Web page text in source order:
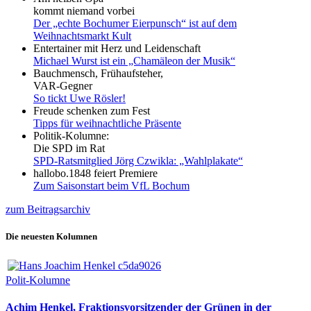
kommt niemand vorbei
Der „echte Bochumer Eierpunsch“ ist auf dem
Weihnachtsmarkt Kult
Entertainer mit Herz und Leidenschaft
Michael Wurst ist ein „Chamäleon der Musik“
Bauchmensch, Frühaufsteher,
VAR-Gegner
So tickt Uwe Rösler!
Freude schenken zum Fest
Tipps für weihnachtliche Präsente
Politik-Kolumne:
Die SPD im Rat
SPD-Ratsmitglied Jörg Czwikla: „Wahlplakate“
hallobo.1848 feiert Premiere
Zum Saisonstart beim VfL Bochum
zum Beitragsarchiv
Die neuesten Kolumnen
Polit-Kolumne
Achim Henkel, Fraktionsvorsitzender der Grünen in der